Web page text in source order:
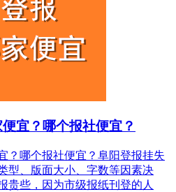
宜？哪个报社便宜？
？哪个报社便宜？阜阳登报挂失
型、版面大小、字数等因素决
贵些，因为市级报纸刊登的人